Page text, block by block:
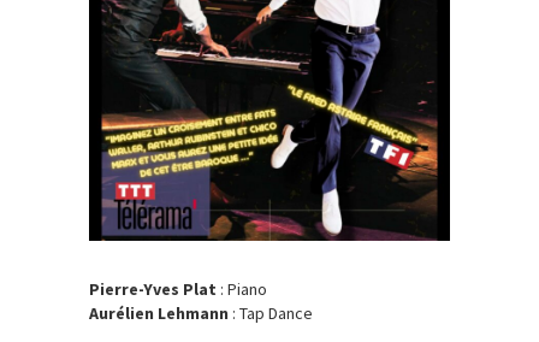
Pierre-Yves Plat : Piano
Aurélien Lehmann : Tap Dance